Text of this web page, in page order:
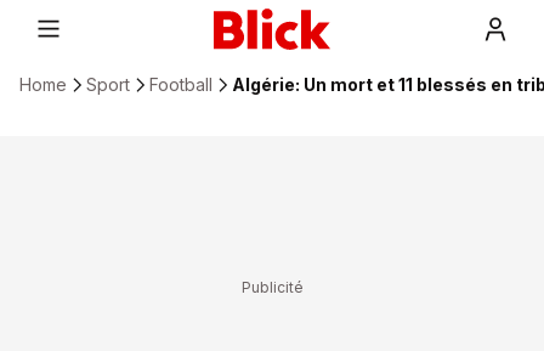
Home Sport Football Algérie: Un mort et 11 blessés en